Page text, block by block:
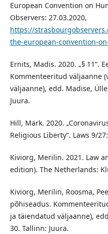
European Convention on
Observers: 27.03.2020,
https://
the-european-convention-
Ernits, Madis. 2020. „§ 11“.
Kommenteeritud väljaanne
väljaanne), edd. Madise,
Juura.
Hill, Mark. 2020.
Religious Liberty“. Laws 9/
Kiviorg, Merilin. 2021. Law
edition). The Netherlands:
Kiviorg, Merilin, Roosma,
põhiseadus.
ja täiendatud väljaanne),
30. Tallinn: Juura.